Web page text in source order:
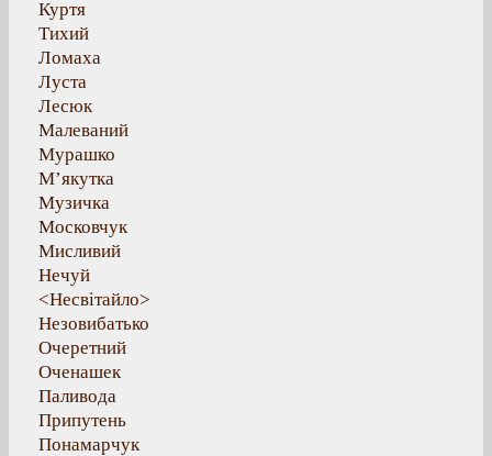
Куртя
Тихий
Ломаха
Луста
Лесюк
Малеваний
Мурашко
М’якутка
Музичка
Московчук
Мисливий
Нечуй
<Несвітайло>
Незовибатько
Очеретний
Оченашек
Паливода
Припутень
Понамарчук